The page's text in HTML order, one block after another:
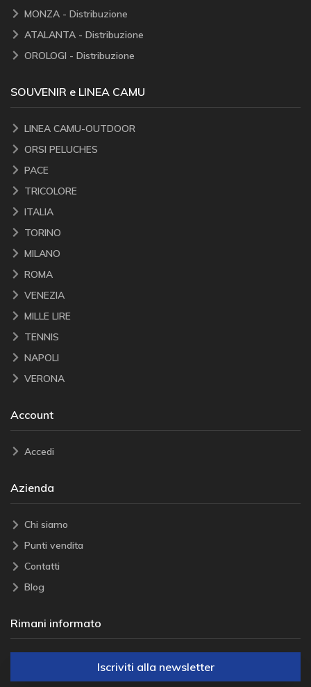
MONZA - Distribuzione
ATALANTA - Distribuzione
OROLOGI - Distribuzione
SOUVENIR e LINEA CAMU
LINEA CAMU-OUTDOOR
ORSI PELUCHES
PACE
TRICOLORE
ITALIA
TORINO
MILANO
ROMA
VENEZIA
MILLE LIRE
TENNIS
NAPOLI
VERONA
Account
Accedi
Azienda
Chi siamo
Punti vendita
Contatti
Blog
Rimani informato
Iscriviti alla newsletter